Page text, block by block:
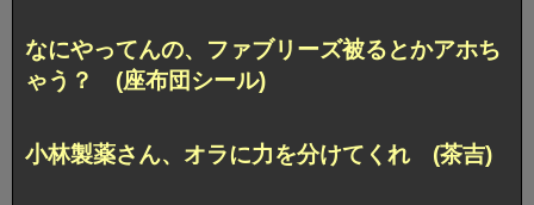
なにやってんの、 ファブリーズ被るとかアホち
ゃう？ (座布団シール)
小林製薬さん、オラに力を分けてくれ (茶吉)